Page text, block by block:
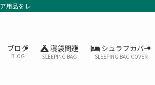
品をレビューしています。
ブログ
BLOG
寝袋関連
SLEEPING BAG
シュラフカバー
SLEEPING BAG COVER